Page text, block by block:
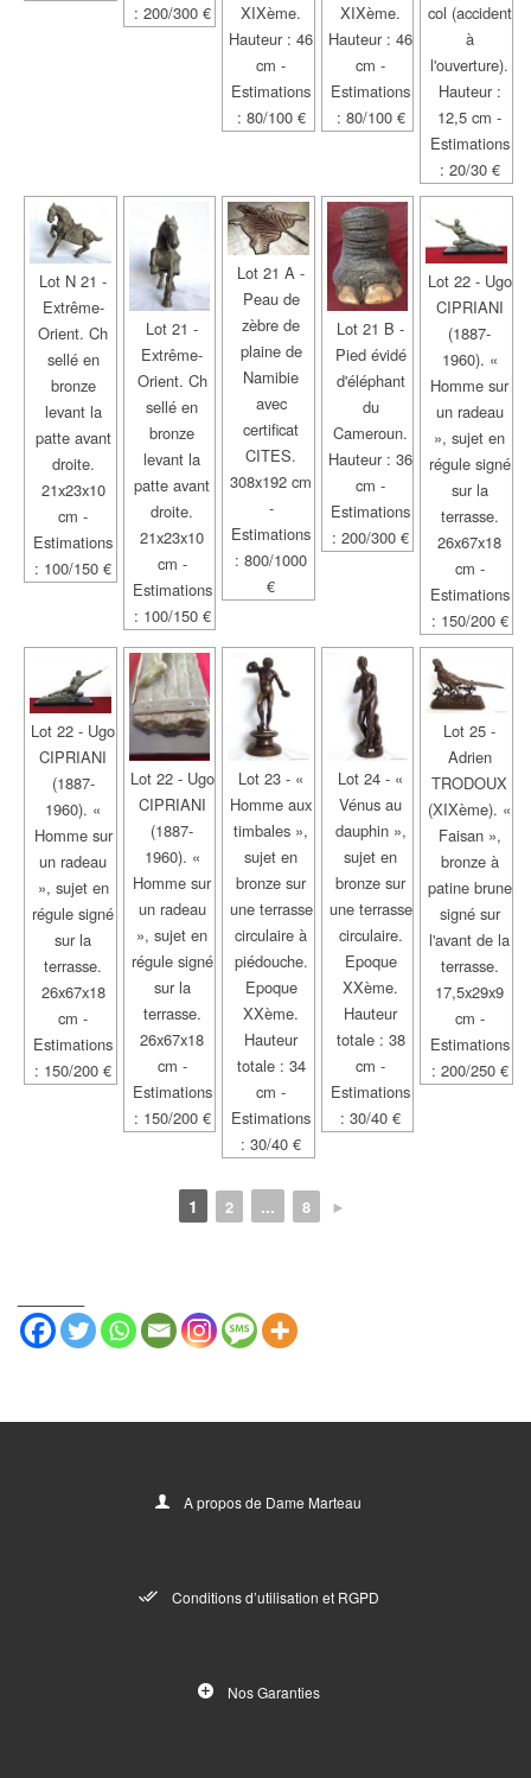
: 200/300 €
XIXème.
Hauteur : 46
cm -
Estimations
: 80/100 €
XIXème.
Hauteur : 46
cm -
Estimations
: 80/100 €
col (accident
à
l'ouverture).
Hauteur :
12,5 cm -
Estimations
: 20/30 €
Lot N 21 -
Extrême-
Orient. Ch
sellé en
bronze
levant la
patte avant
droite.
21x23x10
cm -
Estimations
: 100/150 €
Lot 21 -
Extrême-
Orient. Ch
sellé en
bronze
levant la
patte avant
droite.
21x23x10
cm -
Estimations
: 100/150 €
Lot 21 A -
Peau de
zèbre de
plaine de
Namibie
avec
certificat
CITES.
308x192 cm
-
Estimations
: 800/1000
€
Lot 21 B -
Pied évidé
d'éléphant
du
Cameroun.
Hauteur : 36
cm -
Estimations
: 200/300 €
Lot 22 - Ugo
CIPRIANI
(1887-
1960). «
Homme sur
un radeau
», sujet en
régule signé
sur la
terrasse.
26x67x18
cm -
Estimations
: 150/200 €
Lot 22 - Ugo
CIPRIANI
(1887-
1960). «
Homme sur
un radeau
», sujet en
régule signé
sur la
terrasse.
26x67x18
cm -
Estimations
: 150/200 €
Lot 22 - Ugo
CIPRIANI
(1887-
1960). «
Homme sur
un radeau
», sujet en
régule signé
sur la
terrasse.
26x67x18
cm -
Estimations
: 150/200 €
Lot 23 - «
Homme aux
timbales »,
sujet en
bronze sur
une terrasse
circulaire à
piédouche.
Epoque
XXème.
Hauteur
totale : 34
cm -
Estimations
: 30/40 €
Lot 24 - «
Vénus au
dauphin »,
sujet en
bronze sur
une terrasse
circulaire.
Epoque
XXème.
Hauteur
totale : 38
cm -
Estimations
: 30/40 €
Lot 25 -
Adrien
TRODOUX
(XIXème). «
Faisan »,
bronze à
patine brune
signé sur
l'avant de la
terrasse.
17,5x29x9
cm -
Estimations
: 200/250 €
1 2 ... 8 ►
A propos de Dame Marteau
Conditions d’utilisation et RGPD
Nos Garanties